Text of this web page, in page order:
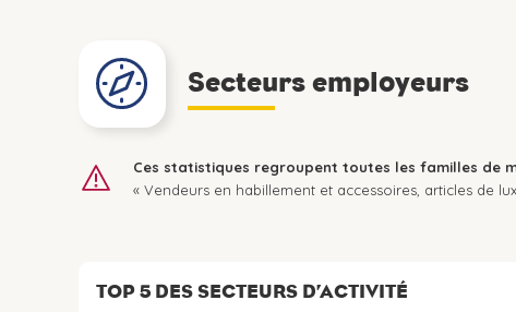
Secteurs employeurs
Ces statistiques regroupent toutes les familles de
« Vendeurs en habillement et accessoires, articles de
TOP 5 DES SECTEURS D’ACTIVITÉ